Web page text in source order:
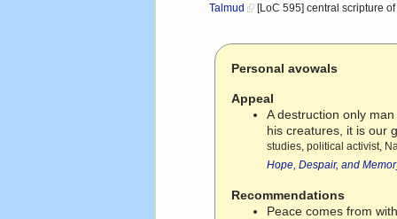
Talmud [LoC 595] central scripture
Personal avowals
Appeal
A destruction only
his creatures, it is our
studies, political activist,
Hope, Despair, and
Recommendations
Peace comes from